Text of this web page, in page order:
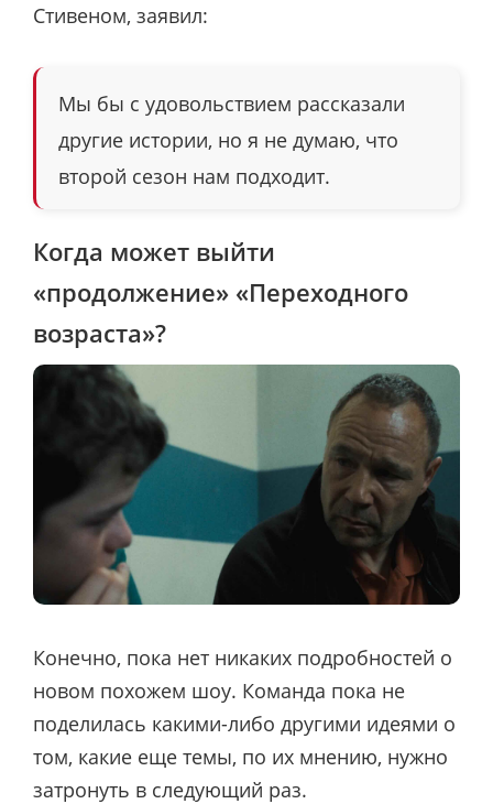
Стивеном, заявил:
Мы бы с удовольствием рассказали
другие истории, но я не думаю, что
второй сезон нам подходит.
Когда может выйти
«продолжение» «Переходного
возраста»?
Конечно, пока нет никаких подробностей о
новом похожем шоу. Команда пока не
поделилась какими-либо другими идеями о
том, какие еще темы, по их мнению, нужно
затронуть в следующий раз.